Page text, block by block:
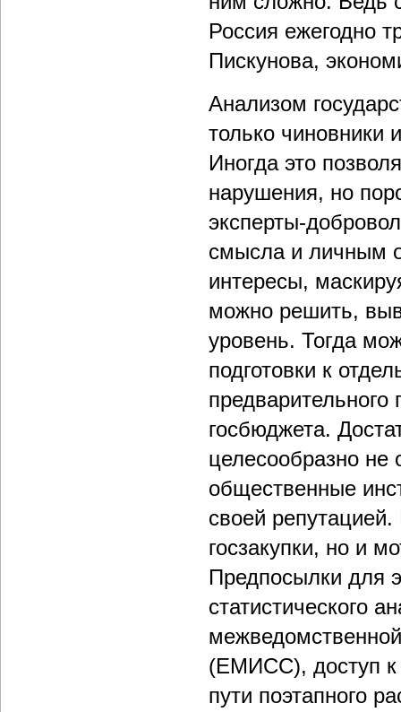
Россия ежегодно
Пискунова,
Анализом
только
Иногда это
нарушения, но
эксперты-
смысла и личным
интересы,
можно решить,
уровень. Тогда
подготовки к
госбюджета.
целесообразно не
общественные
своей
госзакупки, но и
Предпосылки для
статистического
(ЕМИСС), доступ к
пути поэтапного